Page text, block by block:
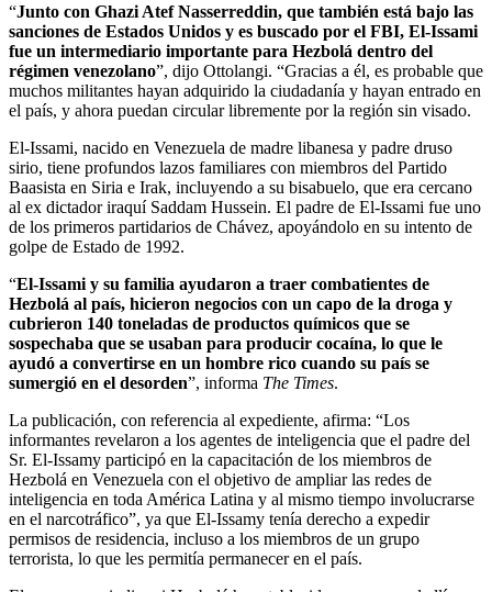
“Junto con Ghazi Atef Nasserreddin, que también está bajo las
sanciones de Estados Unidos y es buscado por el FBI, El-Issami
fue un intermediario importante para Hezbolá dentro del
régimen venezolano”, dijo Ottolangi. “Gracias a él, es probable que
muchos militantes hayan adquirido la ciudadanía y hayan entrado en
el país, y ahora puedan circular libremente por la región sin visado.
El-Issami, nacido en Venezuela de madre libanesa y padre druso
sirio, tiene profundos lazos familiares con miembros del Partido
Baasista en Siria e Irak, incluyendo a su bisabuelo, que era cercano
al ex dictador iraquí Saddam Hussein. El padre de El-Issami fue uno
de los primeros partidarios de Chávez, apoyándolo en su intento de
golpe de Estado de 1992.
“El-Issami y su familia ayudaron a traer combatientes de
Hezbolá al país, hicieron negocios con un capo de la droga y
cubrieron 140 toneladas de productos químicos que se
sospechaba que se usaban para producir cocaína, lo que le
ayudó a convertirse en un hombre rico cuando su país se
sumergió en el desorden”, informa The Times.
La publicación, con referencia al expediente, afirma: “Los
informantes revelaron a los agentes de inteligencia que el padre del
Sr. El-Issamy participó en la capacitación de los miembros de
Hezbolá en Venezuela con el objetivo de ampliar las redes de
inteligencia en toda América Latina y al mismo tiempo involucrarse
en el narcotráfico”, ya que El-Issamy tenía derecho a expedir
permisos de residencia, incluso a los miembros de un grupo
terrorista, lo que les permitía permanecer en el país.